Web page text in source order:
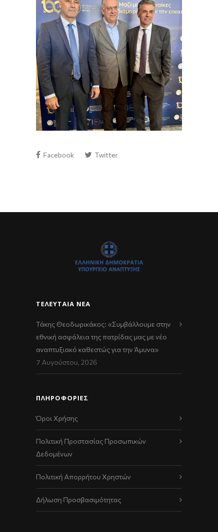
Facebook Twitter
ΤΕΛΕΥΤΑΊΑ ΝΈΑ
Τάκης Θεοδωρικάκος: «Συμβάλλουμε στην
εθνική ασφάλεια της πατρίδας μας με νέο
αναπτυξιακό καθεστώς για την Άμυνα»
7 Αυγούστου, 2026
ΠΛΗΡΟΦΟΡΙΕΣ
Όροι Χρήσης
Πολιτική Προστασίας Προσωπικών
Δεδομένων
Πολιτική Απορρήτου Χρηστών
Δήλωση Προσβασιμότητας